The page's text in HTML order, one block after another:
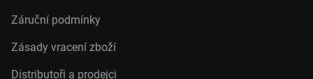
Záruční podmínky
Zásady vracení zboží
Distributoři a prodejci